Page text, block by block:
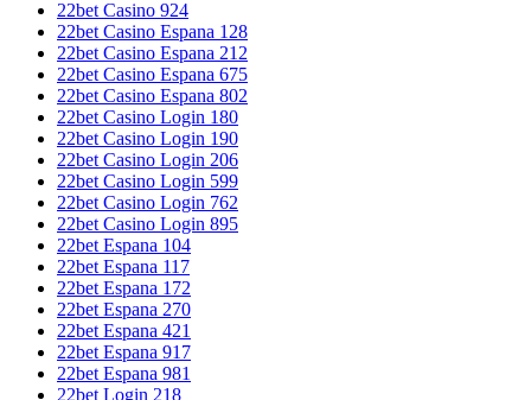
22bet Casino 924
22bet Casino Espana 128
22bet Casino Espana 212
22bet Casino Espana 675
22bet Casino Espana 802
22bet Casino Login 180
22bet Casino Login 190
22bet Casino Login 206
22bet Casino Login 599
22bet Casino Login 762
22bet Casino Login 895
22bet Espana 104
22bet Espana 117
22bet Espana 172
22bet Espana 270
22bet Espana 421
22bet Espana 917
22bet Espana 981
22bet Login 218